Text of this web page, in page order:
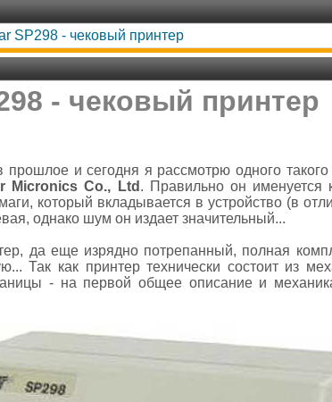
SP298 - чековый принтер
- чековый принтер
и сегодня я рассмотрю одного такого
Micronics Co., Ltd . Правильно он именуется
который вкладывается в устройство (в
однако шум он издает значительный...
да еще изрядно потрепанный, полная
Так как принтер технически состоит из
- на первой общее описание и